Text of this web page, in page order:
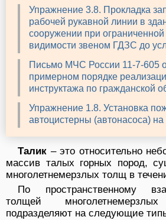
Упражнение 3.8. Прокладка
рабочей рукавной линии в
сооружении при
видимости звеном ГДЗС до
Письмо МЧС России 11-7-605
примерном порядке
инструктажа по гражданской
Упражнение 1.8. Установка
автоцистерны (автонасоса)
Талик – это относительно
массив талых горных пород,
многолетнемерзлых толщ в
По пространственному
толщей
подразделяют на следующие